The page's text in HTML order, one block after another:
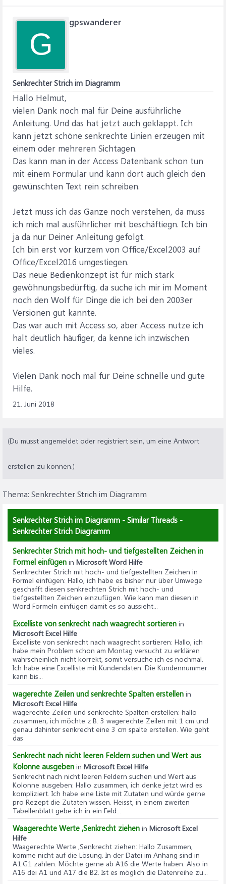
G
gpswanderer
Senkrechter Strich im Diagramm
Hallo Helmut,
vielen Dank noch mal für Deine ausführliche
Anleitung. Und das hat jetzt auch geklappt. Ich
kann jetzt schöne senkrechte Linien erzeugen mit
einem oder mehreren Sichtagen.
Das kann man in der Access Datenbank schon tun
mit einem Formular und kann dort auch gleich den
gewünschten Text rein schreiben.
Jetzt muss ich das Ganze noch verstehen, da muss
ich mich mal ausführlicher mit beschäftiegn. Ich bin
ja da nur Deiner Anleitung gefolgt.
Ich bin erst vor kurzem von Office/Excel2003 auf
Office/Excel2016 umgestiegen.
Das neue Bedienkonzept ist für mich stark
gewöhnungsbedürftig, da suche ich mir im Moment
noch den Wolf für Dinge die ich bei den 2003er
Versionen gut kannte.
Das war auch mit Access so, aber Access nutze ich
halt deutlich häufiger, da kenne ich inzwischen
vieles.
Vielen Dank noch mal für Deine schnelle und gute
Hilfe.
21. Juni 2018
(Du musst angemeldet oder registriert sein, um eine Antwort
erstellen zu können.)
Thema: Senkrechter Strich im Diagramm
Senkrechter Strich im Diagramm - Similar Threads -
Senkrechter Strich Diagramm
Senkrechter Strich mit hoch- und tiefgestellten Zeichen in
Formel einfügen in Microsoft Word Hilfe
Senkrechter Strich mit hoch- und tiefgestellten Zeichen in
Formel einfügen: Hallo, ich habe es bisher nur über Umwege
geschafft diesen senkrechten Strich mit hoch- und
tiefgestellten Zeichen einzufügen. Wie kann man diesen in
Word Formeln einfügen damit es so aussieht...
Excelliste von senkrecht nach waagrecht sortieren in
Microsoft Excel Hilfe
Excelliste von senkrecht nach waagrecht sortieren: Hallo, ich
habe mein Problem schon am Montag versucht zu erklären
wahrscheinlich nicht korrekt, somit versuche ich es nochmal.
Ich habe eine Excelliste mit Kundendaten. Die Kundennummer
kann bis...
wagerechte Zeilen und senkrechte Spalten erstellen in
Microsoft Excel Hilfe
wagerechte Zeilen und senkrechte Spalten erstellen: hallo
zusammen, ich möchte z.B. 3 wagerechte Zeilen mit 1 cm und
genau dahinter senkrecht eine 3 cm spalte erstellen. Wie geht
das
Senkrecht nach nicht leeren Feldern suchen und Wert aus
Kolonne ausgeben in Microsoft Excel Hilfe
Senkrecht nach nicht leeren Feldern suchen und Wert aus
Kolonne ausgeben: Hallo zusammen, ich denke jetzt wird es
kompliziert. Ich habe eine Liste mit Zutaten und würde gerne
pro Rezept die Zutaten wissen. Heisst, in einem zweiten
Tabellenblatt gebe ich in ein Feld...
Waagerechte Werte ,Senkrecht ziehen in Microsoft Excel
Hilfe
Waagerechte Werte ,Senkrecht ziehen: Hallo Zusammen,
komme nicht auf die Lösung. In der Datei im Anhang sind in
A1:G1 zahlen. Möchte gerne ab A16 die Werte haben. Also in
A16 dei A1 und A17 die B2. Ist es möglich die Datenreihe zu...